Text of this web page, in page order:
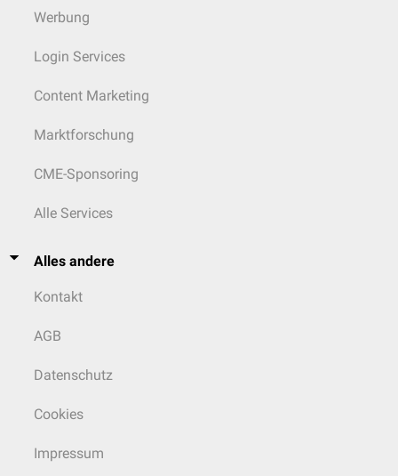
Werbung
Login Services
Content Marketing
Marktforschung
CME-Sponsoring
Alle Services
Alles andere
Kontakt
AGB
Datenschutz
Cookies
Impressum